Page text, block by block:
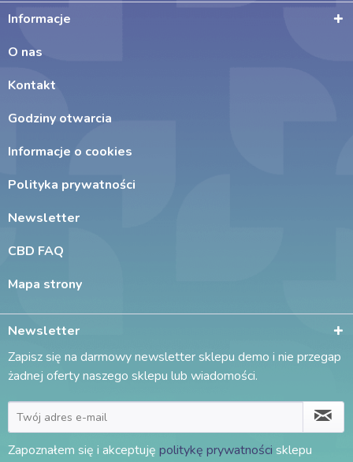
Informacje
O nas
Kontakt
Godziny otwarcia
Informacje o cookies
Polityka prywatności
Newsletter
CBD FAQ
Mapa strony
Newsletter
Zapisz się na darmowy newsletter sklepu demo i nie przegap
żadnej oferty naszego sklepu lub wiadomości.
Zapoznałem się i akceptuję politykę prywatności sklepu